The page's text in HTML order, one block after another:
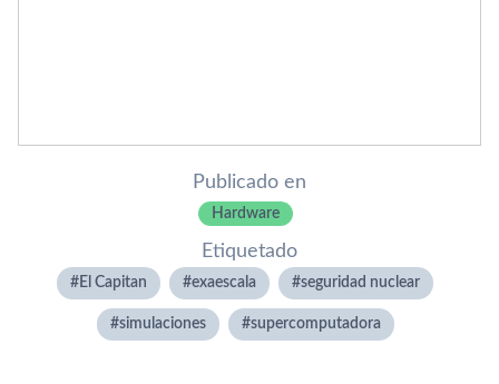
Publicado en
Hardware
Etiquetado
El Capitan exaescala seguridad nuclear
simulaciones supercomputadora